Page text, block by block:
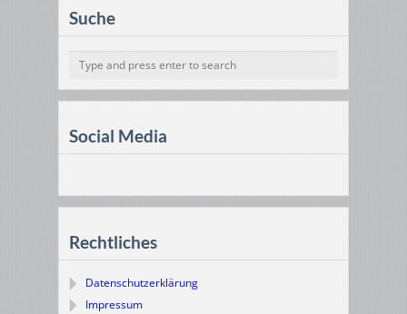
Suche
Social Media
Rechtliches
Datenschutzerklärung
Impressum